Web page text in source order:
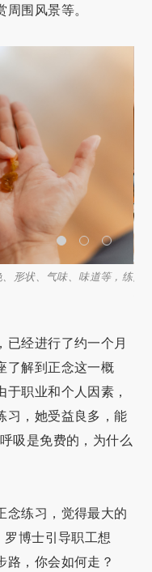
围风景等。
形状、气味、味道等，练
已经进行了约一个月
了解到正念这一概
职业和个人因素，
习，她受益良多，能
吸是免费的，为什么
念练习，觉得最大的
罗博士引导职工想
路，你会如何走？